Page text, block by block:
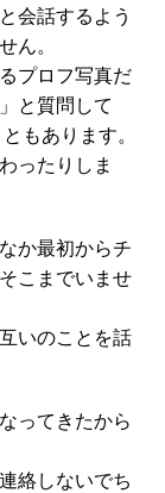
会話するよう
ん。
プロフ写真だ
と質問して
もあります。
ったりしま
か最初からチ
こまでいませ
いのことを話
ってきたから
絡しないでち